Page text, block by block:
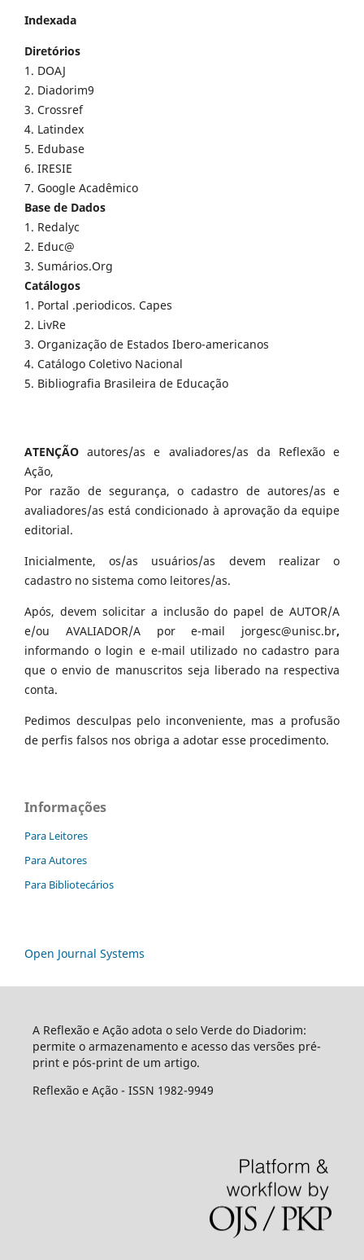
Indexada
Diretórios
1. DOAJ
2. Diadorim9
3. Crossref
4. Latindex
5. Edubase
6. IRESIE
7. Google Acadêmico
Base de Dados
1. Redalyc
2. Educ@
3. Sumários.Org
Catálogos
1. Portal .periodicos. Capes
2. LivRe
3. Organização de Estados Ibero-americanos
4. Catálogo Coletivo Nacional
5. Bibliografia Brasileira de Educação
ATENÇÃO autores/as e avaliadores/as da Reflexão e
Ação,
Por razão de segurança, o cadastro de autores/as e
avaliadores/as está condicionado à aprovação da equipe
editorial.
Inicialmente, os/as usuários/as devem realizar o
cadastro no sistema como leitores/as.
Após, devem solicitar a inclusão do papel de AUTOR/A
e/ou AVALIADOR/A por e-mail jorgesc@unisc.br,
informando o login e e-mail utilizado no cadastro para
que o envio de manuscritos seja liberado na respectiva
conta.
Pedimos desculpas pelo inconveniente, mas a profusão
de perfis falsos nos obriga a adotar esse procedimento.
Informações
Para Leitores
Para Autores
Para Bibliotecários
Open Journal Systems
A Reflexão e Ação adota o selo Verde do Diadorim:
permite o armazenamento e acesso das versões pré-
print e pós-print de um artigo.
Reflexão e Ação - ISSN 1982-9949